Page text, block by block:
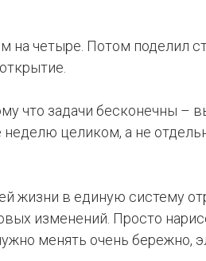
на четыре. Потом поделил
что задачи бесконечны
целиком, а не
жизни в единую систему
изменений. Просто
менять очень бережно,